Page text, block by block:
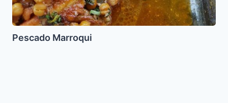
Pescado Marroqui